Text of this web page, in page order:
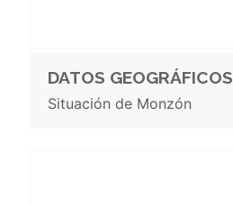
DATOS GEOGRÁFICOS
Situación de Monzón